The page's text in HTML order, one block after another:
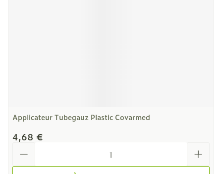
Applicateur Tubegauz Plastic Covarmed
4,68 €